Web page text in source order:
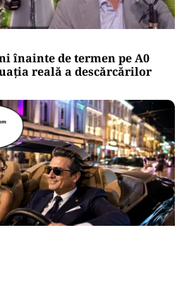
înainte de termen pe A0
reală a descărcărilor